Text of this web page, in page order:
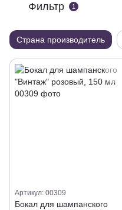
Фильтр 1
Страна производитель
Артикул: 00309
Бокал для шампанского